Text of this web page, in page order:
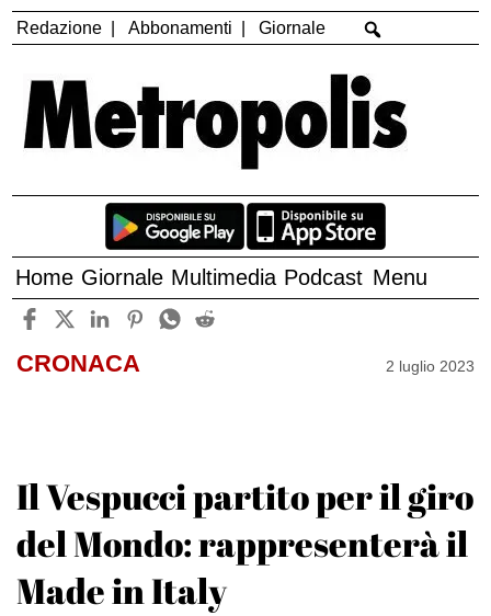
Redazione Abbonamenti Giornale
Home Giornale Multimedia Podcast Menu
CRONACA 2 luglio 2023
Il Vespucci partito per il giro
del Mondo: rappresenterà il
Made in Italy